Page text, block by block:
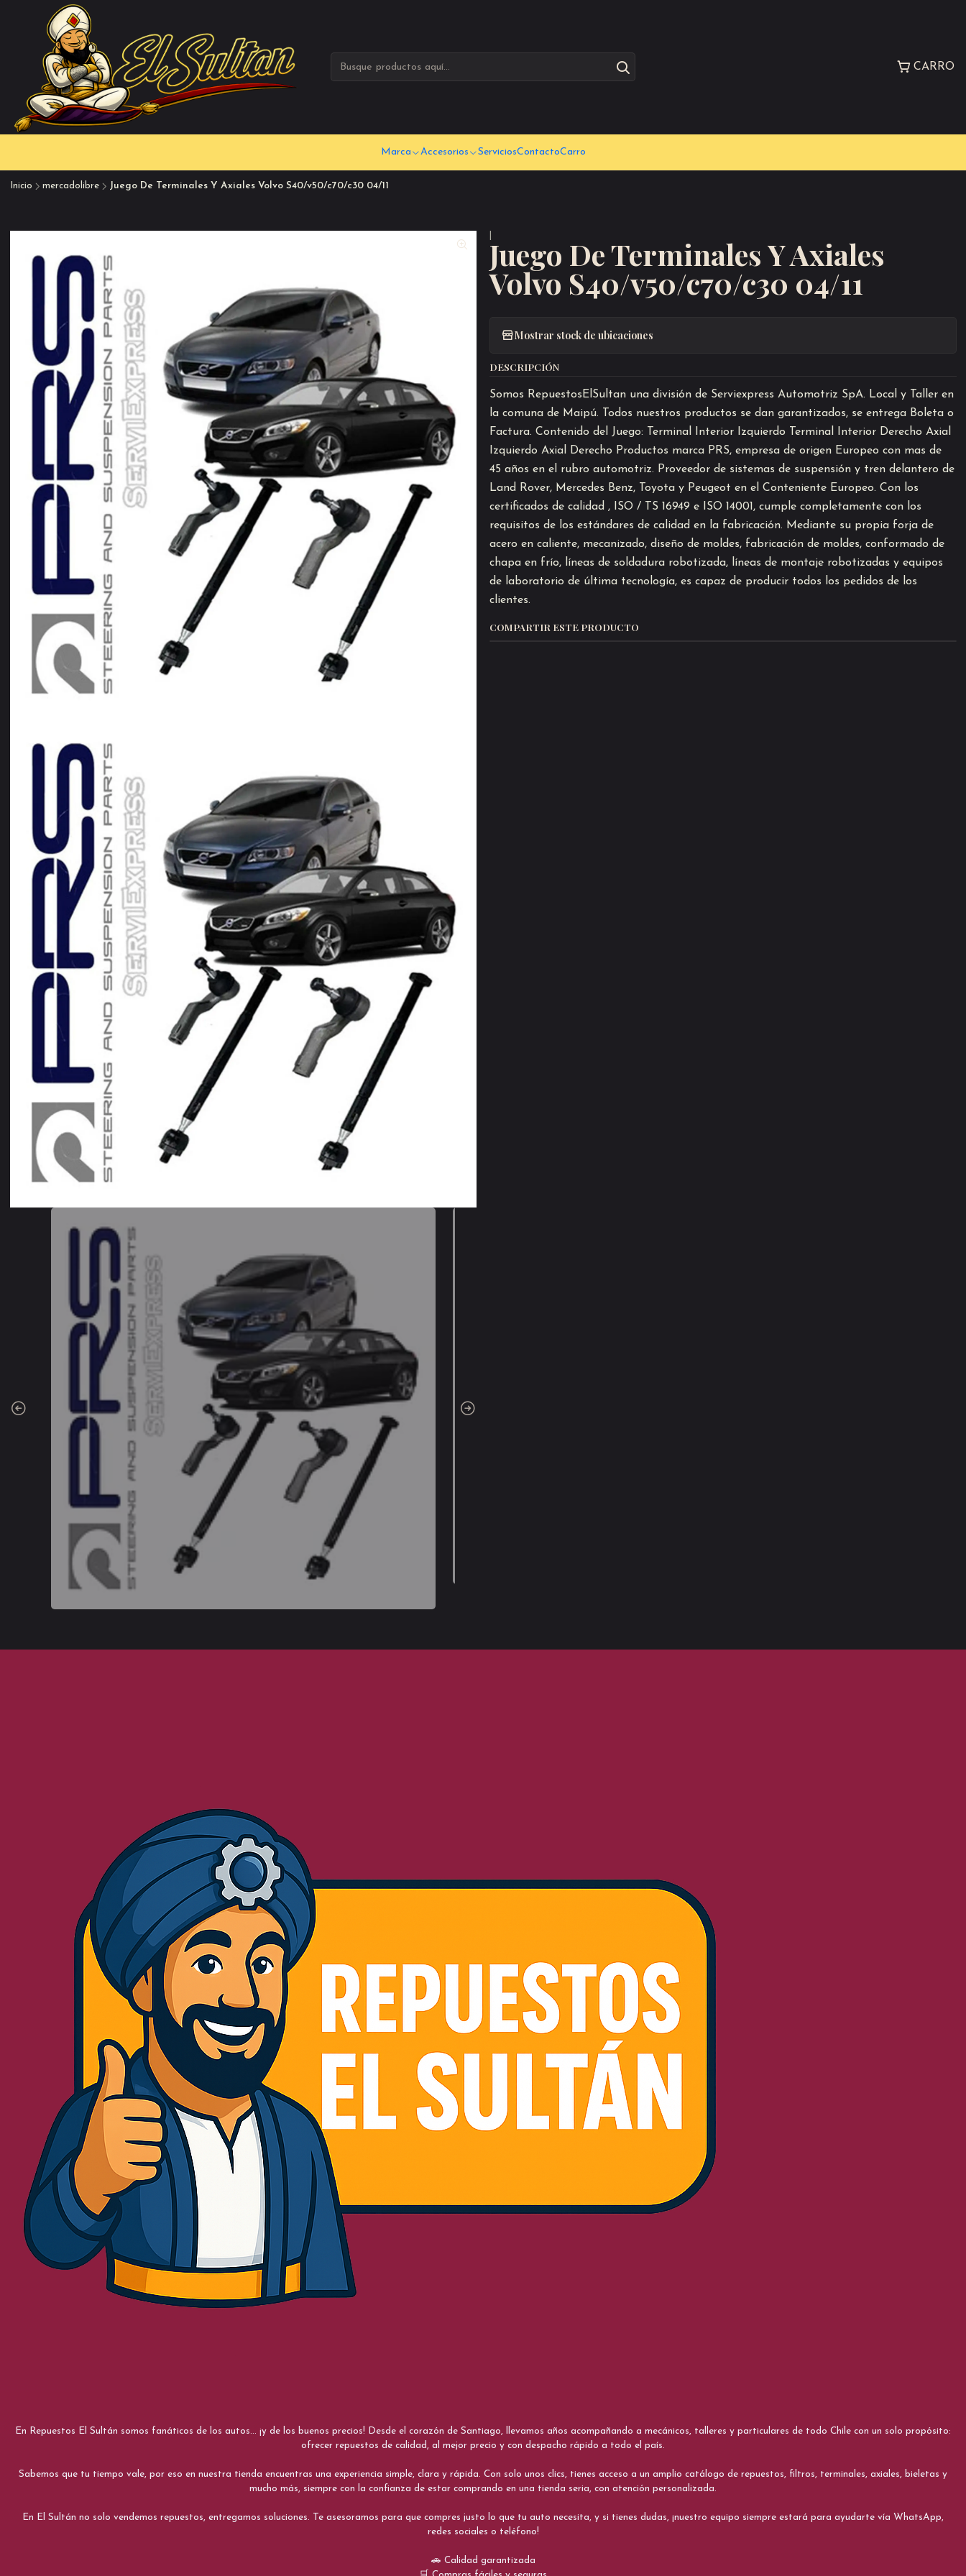
CARRO
Marca Accesorios ServiciosContactoCarro
Inicio mercadolibre Juego De Terminales Y Axiales Volvo S40/v50/c70/c30 04/11
Juego De Terminales Y Axiales
Volvo S40/v50/c70/c30 04/11
Mostrar stock de ubicaciones
DESCRIPCIÓN
Somos RepuestosElSultan una división de Serviexpress Automotriz SpA. Local y Taller en
la comuna de Maipú. Todos nuestros productos se dan garantizados, se entrega Boleta o
Factura. Contenido del Juego: Terminal Interior Izquierdo Terminal Interior Derecho Axial
Izquierdo Axial Derecho Productos marca PRS, empresa de origen Europeo con mas de
45 años en el rubro automotriz. Proveedor de sistemas de suspensión y tren delantero de
Land Rover, Mercedes Benz, Toyota y Peugeot en el Conteniente Europeo. Con los
certificados de calidad , ISO / TS 16949 e ISO 14001, cumple completamente con los
requisitos de los estándares de calidad en la fabricación. Mediante su propia forja de
acero en caliente, mecanizado, diseño de moldes, fabricación de moldes, conformado de
chapa en frío, líneas de soldadura robotizada, líneas de montaje robotizadas y equipos
de laboratorio de última tecnología, es capaz de producir todos los pedidos de los
clientes.
COMPARTIR ESTE PRODUCTO
En Repuestos El Sultán somos fanáticos de los autos... ¡y de los buenos precios! Desde el corazón de Santiago, llevamos años acompañando a mecánicos, talleres y particulares de todo Chile con un solo propósito:
ofrecer repuestos de calidad, al mejor precio y con despacho rápido a todo el país.
Sabemos que tu tiempo vale, por eso en nuestra tienda encuentras una experiencia simple, clara y rápida. Con solo unos clics, tienes acceso a un amplio catálogo de repuestos, filtros, terminales, axiales, bieletas y
mucho más, siempre con la confianza de estar comprando en una tienda seria, con atención personalizada.
En El Sultán no solo vendemos repuestos, entregamos soluciones. Te asesoramos para que compres justo lo que tu auto necesita, y si tienes dudas, ¡nuestro equipo siempre estará para ayudarte vía WhatsApp,
redes sociales o teléfono!
🚗 Calidad garantizada